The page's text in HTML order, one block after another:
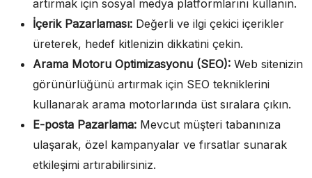
artırmak için sosyal medya platformlarını kullanın.
İçerik Pazarlaması: Değerli ve ilgi çekici içerikler
üreterek, hedef kitlenizin dikkatini çekin.
Arama Motoru Optimizasyonu (SEO): Web sitenizin
görünürlüğünü artırmak için SEO tekniklerini
kullanarak arama motorlarında üst sıralara çıkın.
E-posta Pazarlama: Mevcut müşteri tabanınıza
ulaşarak, özel kampanyalar ve fırsatlar sunarak
etkileşimi artırabilirsiniz.